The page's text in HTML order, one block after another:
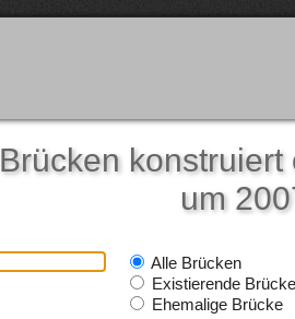
Brücken
um
Alle Brücken
Existierende Brücke
Ehemalige Brücke